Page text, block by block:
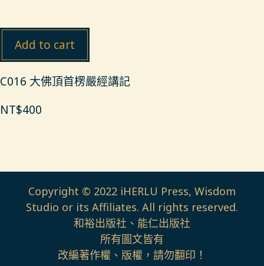
Add to cart
C016 大佛頂首楞嚴經講記
NT$400
Copyright © 2022 iHERLU Press, Wisdom
Studio or its Affiliates. All rights reserved.
和裕出版社、能仁出版社
所有圖文皆有
改編著作權、版權，請勿翻印！